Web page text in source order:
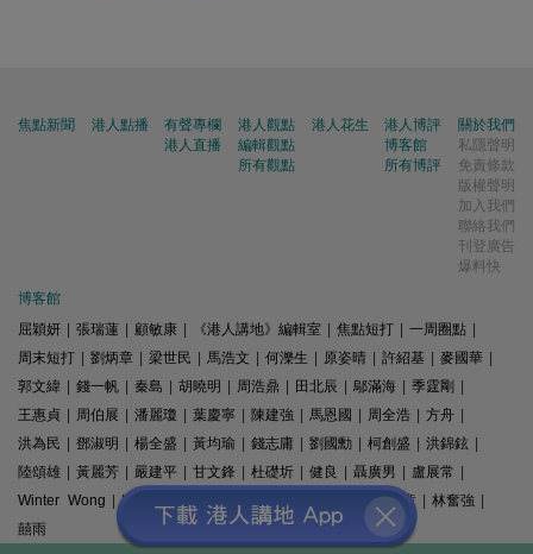
焦點新聞 港人點播
有聲專欄
港人直播
港人觀點
編輯觀點
所有觀點
港人花生
港人博評
博客館
所有博評
關於我們
私隱聲明
免責條款
版權聲明
加入我們
聯絡我們
刊登廣告
爆料快
博客館
屈穎妍
張瑞蓮 顧敏康 《港人講地》編輯室 焦點短打 一周圈點
周末短打
劉炳章 梁世民 馬浩文 何濼生 原姿晴 許紹基 麥國華
郭文緯
錢一帆 秦島 胡曉明 周浩鼎 田北辰 鄔滿海 季霆剛
王惠貞
周伯展 潘麗瓊 葉慶寧 陳建強 馬恩國 周全浩 方舟
洪為民
鄧淑明 楊全盛 黃均瑜 錢志庸 劉國勳 柯創盛 洪錦鉉
陸頌雄
黃麗芳 嚴建平 甘文鋒 杜礎圻 健良 聶廣男 盧展常
Winter Wong
K2 梁文新 羅崑 姚銘 精選文章 林奮強
囍雨